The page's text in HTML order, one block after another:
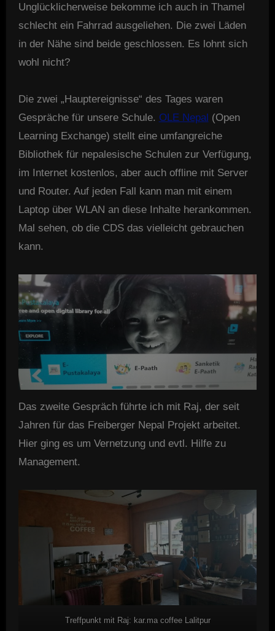
Unglücklicherweise bekomme ich auch in Thamel
schlecht ein Fahrrad ausgeliehen. Die zwei Läden
in der Nähe sind beide geschlossen. Es lohnt sich
wohl nicht?
Die zwei „Hauptereignisse“ des Tages waren
Gespräche für unsere Schule. OLE Nepal (Open
Learning Exchange) stellt eine umfangreiche
Bibliothek für nepalesische Schulen zur Verfügung,
im Internet kostenlos, aber auch offline mit Server
und Router. Auf jeden Fall kann man mit einem
Laptop über WLAN an diese Inhalte herankommen.
Mal sehen, ob die CDS das vielleicht gebrauchen
kann.
Das zweite Gespräch führte ich mit Raj, der seit
Jahren für das Freiberger Nepal Projekt arbeitet.
Hier ging es um Vernetzung und evtl. Hilfe zu
Management.
Treffpunkt mit Raj: kar.ma coffee Lalitpur